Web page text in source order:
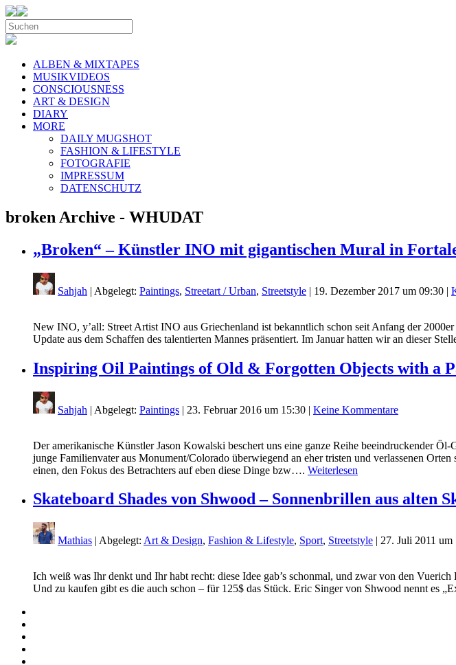
ALBEN & MIXTAPES
MUSIKVIDEOS
CONSCIOUSNESS
ART & DESIGN
DIARY
MORE
DAILY MUGSHOT
FASHION & LIFESTYLE
FOTOGRAFIE
IMPRESSUM
DATENSCHUTZ
broken Archive - WHUDAT
„Broken“ – Künstler INO mit gigantischen Mural in
Sahjah | Abgelegt: Paintings, Streetart / Urban, Streetstyle | 19. Dezember 2017 um 09:30 |
New INO, y’all: Street Artist INO aus Griechenland ist bekanntlich schon seit Anfang der
Update aus dem Schaffen des talentierten Mannes präsentiert. Im Januar hatten wir an dieser
Inspiring Oil Paintings of Old & Forgotten Objects with a
Sahjah | Abgelegt: Paintings | 23. Februar 2016 um 15:30 | Keine Kommentare
Der amerikanische Künstler Jason Kowalski beschert uns eine ganze Reihe beeindruckender
junge Familienvater aus Monument/Colorado überwiegend an eher tristen und verlassenen
einen, den Fokus des Betrachters auf eben diese Dinge bzw…. Weiterlesen
Skateboard Shades von Shwood – Sonnenbrillen aus alten
Mathias | Abgelegt: Art & Design, Fashion & Lifestyle, Sport, Streetstyle | 27. Juli 2011 um
Ich weiß was Ihr denkt und Ihr habt recht: diese Idee gab’s schonmal, und zwar von den
Und zu kaufen gibt es die auch schon – für 125$ das Stück. Eric Singer von Shwood nennt es